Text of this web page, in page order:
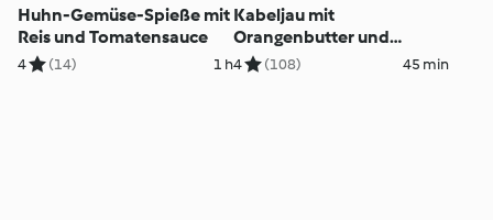
Huhn-Gemüse-Spieße mit
Reis und Tomatensauce
4 (14) 1 h
Kabeljau mit
Orangenbutter und
Kartoffeln
4 (108) 45 min